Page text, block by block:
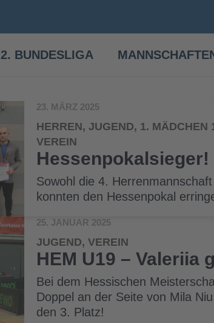
2. BUNDESLIGA
23. MÄRZ 2025
HERREN, JUGEND, 1.
VEREIN
Hessenpokalsieger!
Sowohl die 4.
konnten den Hessenpokal
25. JANUAR 2025
JUGEND, VEREIN
HEM U19 – Valeriia
Bei dem Hessischen
Doppel an der Seite von Mila
den 3. Platz!